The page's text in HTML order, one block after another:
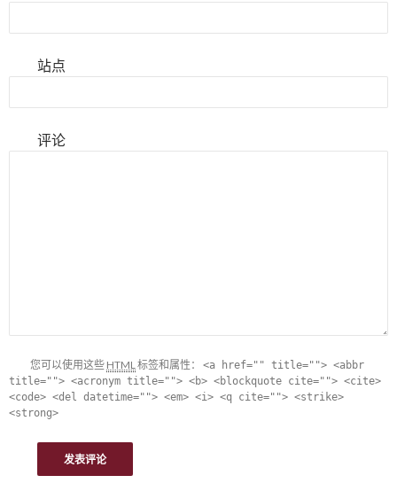
站点
评论
您可以使用这些 HTML标签和属性： <a href="" title=""> <abbr
title=""> <acronym title=""> <b> <blockquote cite=""> <cite>
<code> <del datetime=""> <em> <i> <q cite=""> <strike>
<strong>